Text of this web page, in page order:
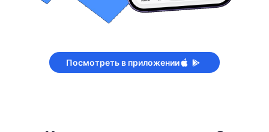
Посмотреть в приложении